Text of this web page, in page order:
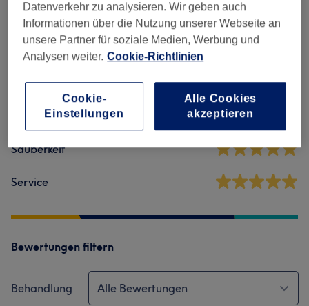
Salonbewertungen
5,0 39 Bewertungen
Ambiente
Sauberkeit
Service
Bewertungen filtern
Behandlung Alle Bewertungen
Datenverkehr zu analysieren. Wir geben auch
Informationen über die Nutzung unserer Webseite an
unsere Partner für soziale Medien, Werbung und
Analysen weiter. Cookie-Richtlinien
Cookie-
Einstellungen
Alle Cookies
akzeptieren